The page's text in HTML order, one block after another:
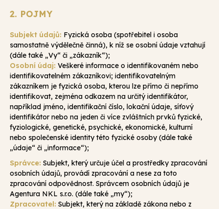
2. POJMY
Subjekt údajů: Fyzická osoba (spotřebitel i osoba
samostatně výdělečně činná), k níž se osobní údaje vztahují
(dále také „Vy“ či „zákazník“);
Osobní údaj: Veškeré informace o identifikovaném nebo
identifikovatelném zákazníkovi; identifikovatelným
zákazníkem je fyzická osoba, kterou lze přímo či nepřímo
identifikovat, zejména odkazem na určitý identifikátor,
například jméno, identifikační číslo, lokační údaje, síťový
identifikátor nebo na jeden či více zvláštních prvků fyzické,
fyziologické, genetické, psychické, ekonomické, kulturní
nebo společenské identity této fyzické osoby (dále také
„údaje“ či „informace“);
Správce: Subjekt, který určuje účel a prostředky zpracování
osobních údajů, provádí zpracování a nese za toto
zpracování odpovědnost. Správcem osobních údajů je
Agentura NKL s.r.o. (dále také „my“);
Zpracovatel: Subjekt, který na základě zákona nebo z